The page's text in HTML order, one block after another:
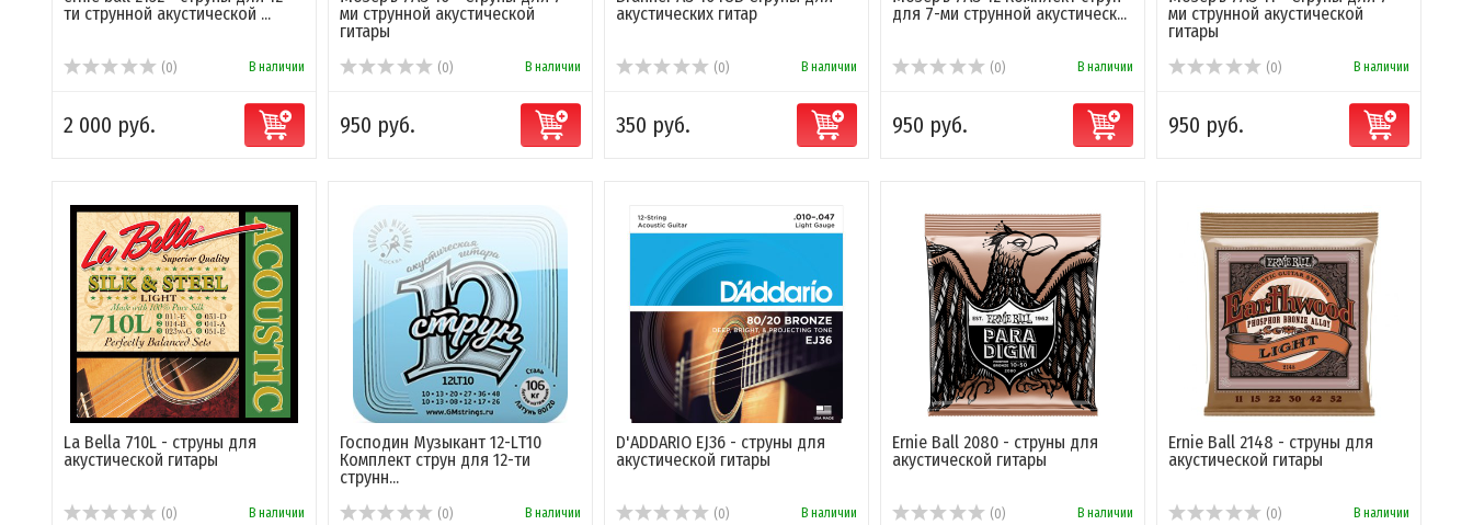
ти струнной акустической ...
(0) В наличии
2 000 руб.
ми струнной акустической
гитары
(0) В наличии
950 руб.
акустических гитар
(0) В наличии
350 руб.
для 7-ми струнной акустическ...
(0) В наличии
950 руб.
ми струнной акустической
гитары
(0) В наличии
950 руб.
La Bella 710L - струны для
акустической гитары
(0) В наличии
Господин Музыкант 12-LT10
Комплект струн для 12-ти
струнн...
(0) В наличии
D'ADDARIO EJ36 - струны для
акустической гитары
(0) В наличии
Ernie Ball 2080 - струны для
акустической гитары
(0) В наличии
Ernie Ball 2148 - струны для
акустической гитары
(0) В наличии